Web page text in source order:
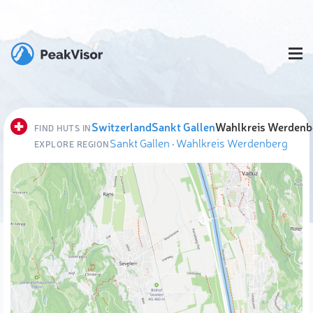
FIND HUTS INSwitzerlandSankt GallenWahlkreis
EXPLORE REGIONSankt Gallen ·Wahlkreis Werdenberg